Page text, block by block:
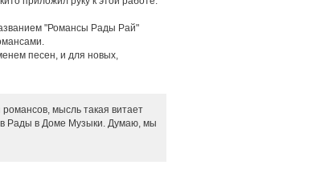
"Романсы Рады Рай"
песен, и для новых,
мысль такая витает
Рады в Доме Музыки. Думаю, мы